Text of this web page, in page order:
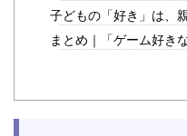
子どもの「好き」は、
まとめ｜「ゲーム好き